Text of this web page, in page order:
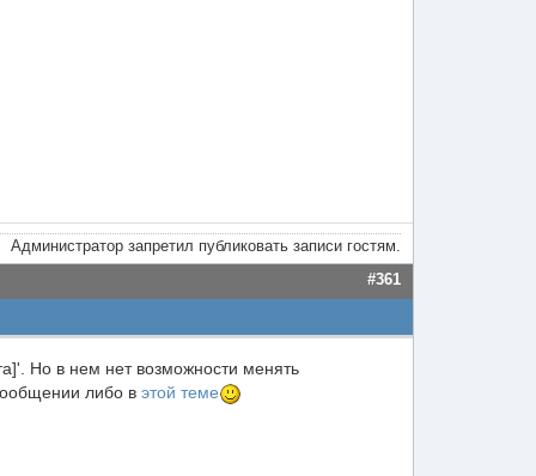
Администратор запретил публиковать записи гостям.
#361
Но в нем нет возможности менять
либо в этой теме